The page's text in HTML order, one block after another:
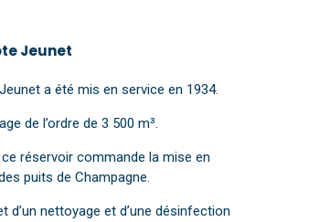
Jeunet
a été mis en service en 1934.
de l’ordre de 3 500 m³.
ce réservoir commande la mise en
puits de Champagne.
d’un nettoyage et d’une désinfection